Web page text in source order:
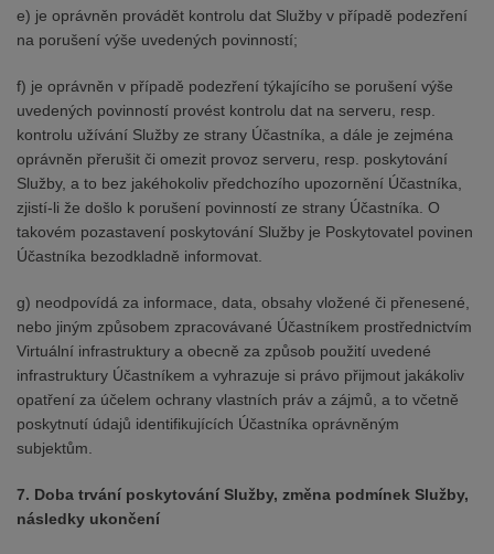
e) je oprávněn provádět kontrolu dat Služby v případě podezření
na porušení výše uvedených povinností;
f) je oprávněn v případě podezření týkajícího se porušení výše
uvedených povinností provést kontrolu dat na serveru, resp.
kontrolu užívání Služby ze strany Účastníka, a dále je zejména
oprávněn přerušit či omezit provoz serveru, resp. poskytování
Služby, a to bez jakéhokoliv předchozího upozornění Účastníka,
zjistí-li že došlo k porušení povinností ze strany Účastníka. O
takovém pozastavení poskytování Služby je Poskytovatel povinen
Účastníka bezodkladně informovat.
g) neodpovídá za informace, data, obsahy vložené či přenesené,
nebo jiným způsobem zpracovávané Účastníkem prostřednictvím
Virtuální infrastruktury a obecně za způsob použití uvedené
infrastruktury Účastníkem a vyhrazuje si právo přijmout jakákoliv
opatření za účelem ochrany vlastních práv a zájmů, a to včetně
poskytnutí údajů identifikujících Účastníka oprávněným
subjektům.
7. Doba trvání poskytování Služby, změna podmínek Služby,
následky ukončení